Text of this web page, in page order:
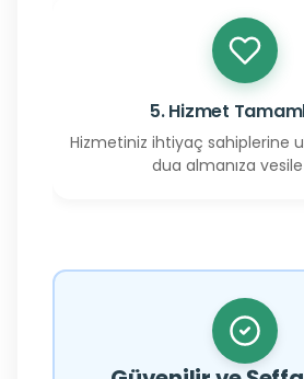
5. Hizmet
Hizmetiniz ihtiyaç sahiplerine
dua almanıza